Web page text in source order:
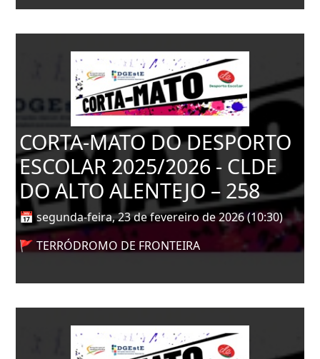
CORTA-MATO DO DESPORTO
ESCOLAR 2025/2026 - CLDE
DO ALTO ALENTEJO – 258
📅 segunda-feira, 23 de fevereiro de 2026 (10:30)
🚩 TERRÓDROMO DE FRONTEIRA